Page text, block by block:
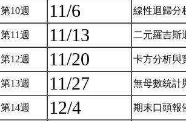
第10週 11/6 線性迴歸分
第11週 11/13 二元羅吉
第12週 11/20 卡方分析與
第13週 11/27 無母數統計
第14週 12/4 期末口頭報